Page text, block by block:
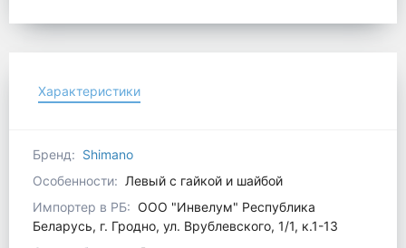
Характеристики
Бренд: Shimano
Особенности: Левый с гайкой и шайбой
Импортер в РБ: ООО "Инвелум" Республика
Беларусь, г. Гродно, ул. Врублевского, 1/1, к.1-13